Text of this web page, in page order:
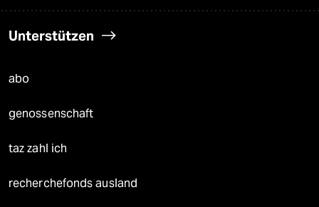
Unterstützen
abo
genossenschaft
taz zahl ich
recherchefonds ausland